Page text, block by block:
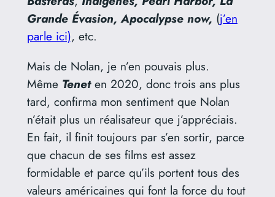
Grande Évasion, Apocalypse now, (j’en
parle ici), etc.
Mais de Nolan, je n’en pouvais plus.
Même Teneten 2020, donc trois ans plus
tard, confirma mon sentiment que Nolan
n’était plus un réalisateur que j’appréciais.
En fait, il finit toujours par s’en sortir, parce
que chacun de ses films est assez
formidable et parce qu’ils portent tous des
valeurs américaines qui font la force du tout